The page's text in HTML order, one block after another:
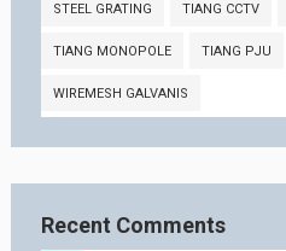
STEEL GRATING TIANG CCTV
TIANG MONOPOLE TIANG PJU
WIREMESH GALVANIS
Recent Comments